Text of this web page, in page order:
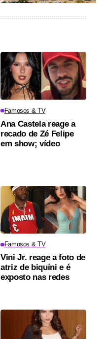
Famosos & TV
Ana Castela reage a
recado de Zé Felipe
em show; vídeo
Famosos & TV
Vini Jr. reage a foto de
atriz de biquíni e é
exposto nas redes